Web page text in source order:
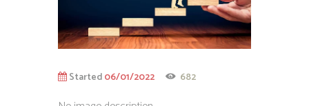
Started06/01/2022 682